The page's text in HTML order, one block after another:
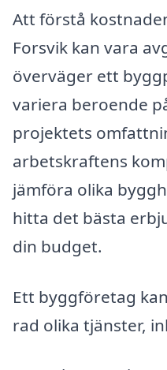
Att förstå
Forsvik kan vara
överväger ett
variera beroende
projektets
arbetskraftens
jämföra olika
hitta det bästa
din budget.
Ett byggföretag
rad olika tjänster,